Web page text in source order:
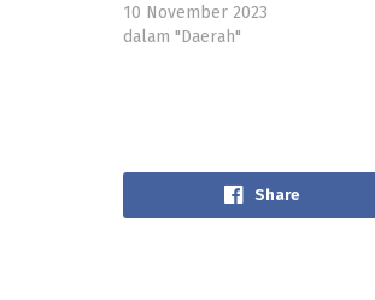
10 November 2023
dalam "Daerah"
Share